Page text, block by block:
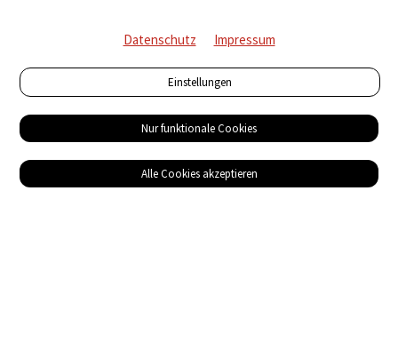
Datenschutz Impressum
Einstellungen
Nur funktionale Cookies
Alle Cookies akzeptieren